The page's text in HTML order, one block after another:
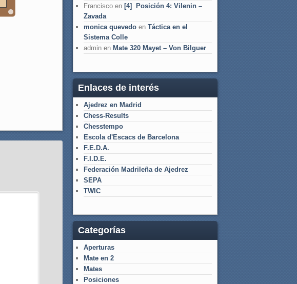
Francisco en [4] Posición 4: Vilenin –
Zavada
monica quevedo en Táctica en el
Sistema Colle
admin en Mate 320 Mayet – Von Bilguer
Enlaces de interés
Ajedrez en Madrid
Chess-Results
Chesstempo
Escola d'Escacs de Barcelona
F.E.D.A.
F.I.D.E.
Federación Madrileña de Ajedrez
SEPA
TWIC
Categorías
Aperturas
Mate en 2
Mates
Posiciones